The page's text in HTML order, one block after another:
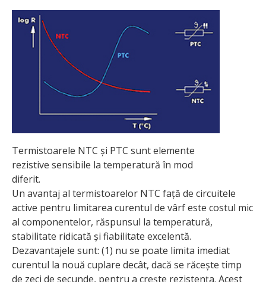
Termistoarele NTC și PTC sunt elemente
rezistive sensibile la temperatură în mod
diferit.
Un avantaj al termistoarelor NTC față de circuitele
active pentru limitarea curentul de vârf este costul mic
al componentelor, răspunsul la temperatură,
stabilitate ridicată și fiabilitate excelentă.
Dezavantajele sunt: (1) nu se poate limita imediat
curentul la nouă cuplare decât, dacă se răcește timp
de zeci de secunde, pentru a crește rezistența. Acest